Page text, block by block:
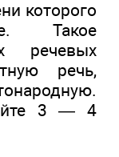
которого
Такое
речевых
речь,
3 — 4